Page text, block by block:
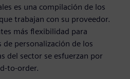
es una compilación de los
trabajan con su proveedor.
más flexibilidad para
de personalización de los
del sector se esfuerzan por
to-order.